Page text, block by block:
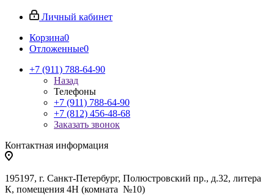
Личный кабинет
Корзина0
Отложенные0
+7 (911) 788-64-90
Назад
Телефоны
+7 (911) 788-64-90
+7 (812) 456-48-68
Заказать звонок
Контактная информация
195197, г. Санкт-Петербург, Полюстровский пр., д.32, литера
К, помещения 4Н (комната №10)